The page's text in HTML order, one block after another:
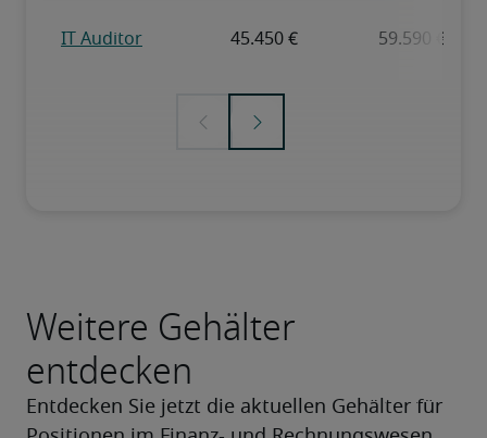
Weitere Gehälter
entdecken